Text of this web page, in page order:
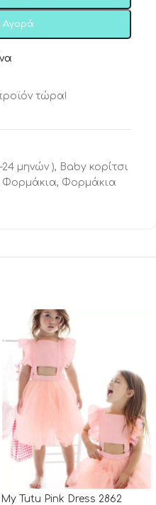
Αγορά
τώρα!
μηνών ), Baby κορίτσι
Φορμάκια, Φορμάκια
My Tutu Pink Dress 2862